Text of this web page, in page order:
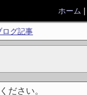
ホーム
ログ記事
ださい。